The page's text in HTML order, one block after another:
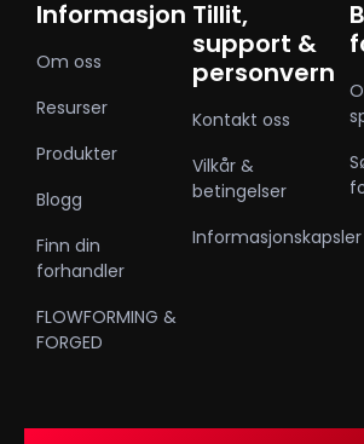
Informasjon
Om oss
Resurser
Produkter
Blogg
Finn din
forhandler
FLOWFORMING &
FORGED
Tillit,
support &
personvern
Kontakt oss
Vilkår &
betingelser
Informasjonskapsler